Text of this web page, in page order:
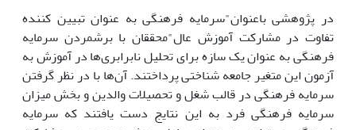
در پژوهشی باعنوان"سرمایه فرهنگی به عنوان تبیین کننده
تفاوت در مشارکت آموزش عال"محققان با برشمردن سرمایه
فرهنگی به عنوان یک سازه برای تحلیل نابرابری‌ها در آموزش به
آزمون این متغیر جامعه شناختی پرداختند. آن‌ها با در نظر گرفتن
سرمایه فرهنگی در قالب شغل و تحصیلات والدین و بخش میزان
سرمایه فرهنگی فرد به این نتایج دست یافتند که سرمایه